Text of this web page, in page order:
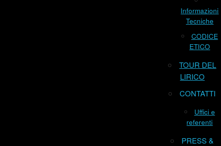
Informazioni
Tecniche
CODICE
ETICO
TOUR DEL
LIRICO
CONTATTI
Uffici e
referenti
PRESS &